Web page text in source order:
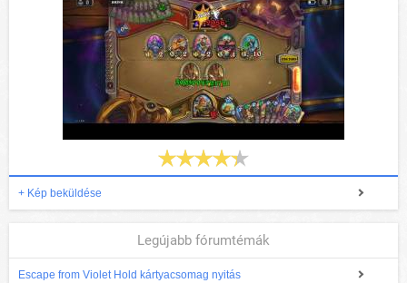
+ Kép beküldése
Legújabb fórumtémák
Escape from Violet Hold kártyacsomag nyitás